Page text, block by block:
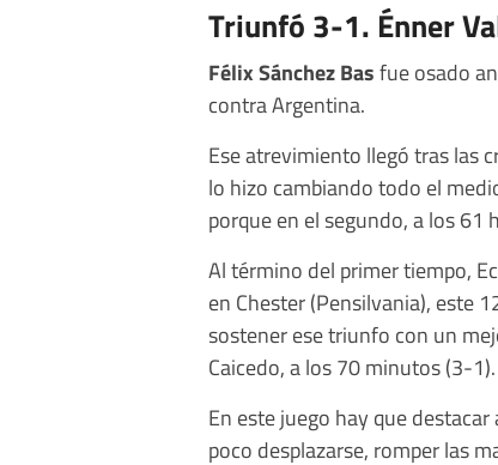
Triunfó 3-1. Énner
Félix Sánchez Basfue osado
contra Argentina.
Ese atrevimiento llegó tras las
lo hizo cambiando todo el
porque en el segundo, a los 61
Al término del primer tiempo,
en Chester (Pensilvania), este
sostener ese triunfo con un
Caicedo, a los 70 minutos (3-1).
En este juego hay que
poco desplazarse, romper las